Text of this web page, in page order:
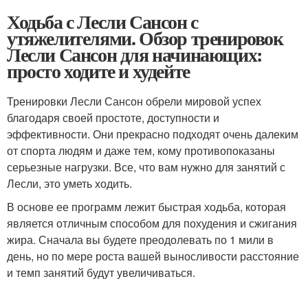
Ходьба с Лесли Сансон с
утяжелителями. Обзор тренировок
Лесли Сансон для начинающих:
просто ходите и худейте
Тренировки Лесли Сансон обрели мировой успех
благодаря своей простоте, доступности и
эффективности. Они прекрасно подходят очень далеким
от спорта людям и даже тем, кому противопоказаны
серьезные нагрузки. Все, что вам нужно для занятий с
Лесли, это уметь ходить.
В основе ее программ лежит быстрая ходьба, которая
является отличным способом для похудения и сжигания
жира. Сначала вы будете преодолевать по 1 мили в
день, но по мере роста вашей выносливости расстояние
и темп занятий будут увеличиваться.